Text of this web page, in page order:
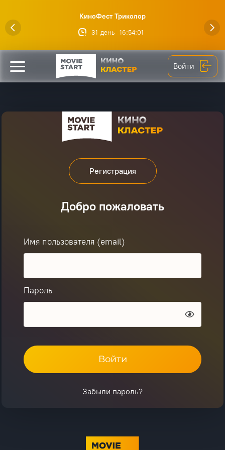
КиноФест Триколор
31 день 16:54:01
Войти
Регистрация
Добро пожаловать
Имя пользователя (email)
Пароль
Войти
Забыли пароль?